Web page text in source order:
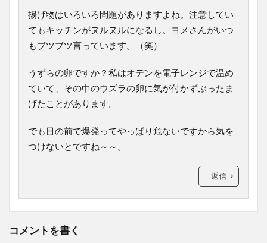
揚げ物はいろいろ問題がありますよね。注意してい
てもキッチンがヌルヌルになるし。ヨメさんがいつ
もブツブツ言っています。（笑）
うずらの卵ですか？私はオデンを電子レンジで温め
ていて、その中のウズラの卵に気が付かずぶったま
げたことがあります。
でも目の前で爆発ってやっぱり危ないですから気を
つけないとですね～～。
返信
コメントを書く